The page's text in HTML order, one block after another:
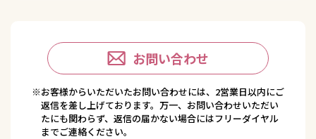
お問い合わせ
※お客様からいただいたお問い合わせには、2営業日以内にご
返信を差し上げております。万一、お問い合わせいただい
たにも関わらず、返信の届かない場合にはフリーダイヤル
までご連絡ください。